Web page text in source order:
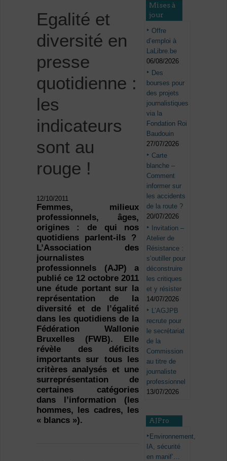
Egalité et
diversité en
presse
quotidienne :
les
indicateurs
sont au
rouge !
12/10/2011
Femmes, milieux
professionnels, âges,
origines : de qui nos
quotidiens parlent-ils ?
L’Association des
journalistes
professionnels (AJP) a
publié ce 12 octobre 2011
une étude portant sur la
représentation de la
diversité et de l’égalité
dans les quotidiens de la
Fédération Wallonie
Bruxelles (FWB). Elle
révèle des déficits
importants sur tous les
critères analysés et une
surreprésentation de
certaines catégories
dans l’information (les
hommes, les cadres, les
« blancs »).
Mises à
jour
Offre
d’emploi à
LaLibre.be
06/08/2026
Des
bourses pour
des projets
journalistiques
via la
Fondation Roi
Baudouin
27/07/2026
Carte
blanche –
Comment
informer sur
les accidents
de la route ?
20/07/2026
Invitation –
Atelier de
Résistance :
s’outiller pour
déconstruire
les critiques
et y résister
14/07/2026
L’AGJPB
recrute pour
le secrétariat
de la
Commission
au titre de
journaliste
professionnel
13/07/2026
AJPro
Environnement,
IA, sécurité
en manif’…